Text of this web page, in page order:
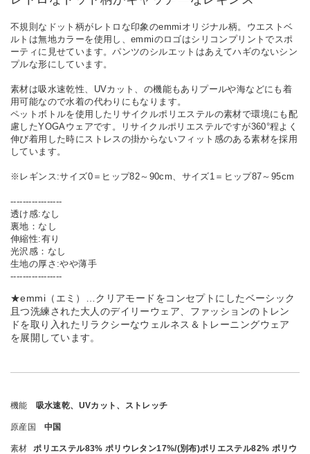
不規則なドット柄がレトロな印象のemmiオリジナル柄。ウエストベ
ルトは無地カラーを使用し、emmiのロゴはシリコンプリントでスポ
ーティに見せています。パンツのシルエットはあえてハギのないシン
プルな形にしています。
素材は吸水速乾性、UVカット、の機能もありプールや海などにも着
用可能なので水着の代わりにもなります。
ペットボトルを使用したリサイクルポリエステルの素材で環境にも配
慮したYOGAウェアです。リサイクルポリエステルですが360°程よく
伸び着用した時にストレスの掛からないフィット感のある素材を採用
しています。
※レギンス:サイズ0＝ヒップ82～90cm、サイズ1＝ヒップ87～95cm
-----------------
透け感:なし
裏地：なし
伸縮性:有り
光沢感：なし
生地の厚さ:やや薄手
-----------------
★emmi（エミ）…クリアモードをコンセプトにしたベーシック
且つ洗練された大人のデイリーウェア、ファッションのトレン
ドを取り入れたリラクシーなウェルネス＆トレーニングウェア
を展開しています。
機能 吸水速乾、UVカット、ストレッチ
原産国 中国
素材
ポリエステル83% ポリウレタン17%/(別布)ポリエステル82% ポリウ